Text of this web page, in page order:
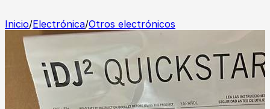
Inicio/Electrónica/Otros electrónicos